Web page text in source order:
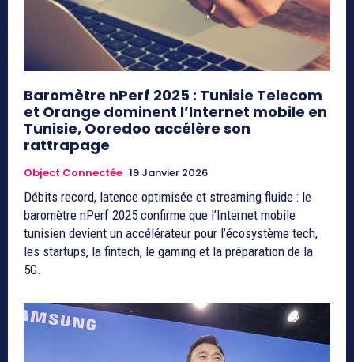
Baromètre nPerf 2025 : Tunisie Telecom
et Orange dominent l’Internet mobile en
Tunisie, Ooredoo accélère son
rattrapage
Object Connectée 19 Janvier 2026
Débits record, latence optimisée et streaming fluide : le
baromètre nPerf 2025 confirme que l’Internet mobile
tunisien devient un accélérateur pour l’écosystème tech,
les startups, la fintech, le gaming et la préparation de la
5G.